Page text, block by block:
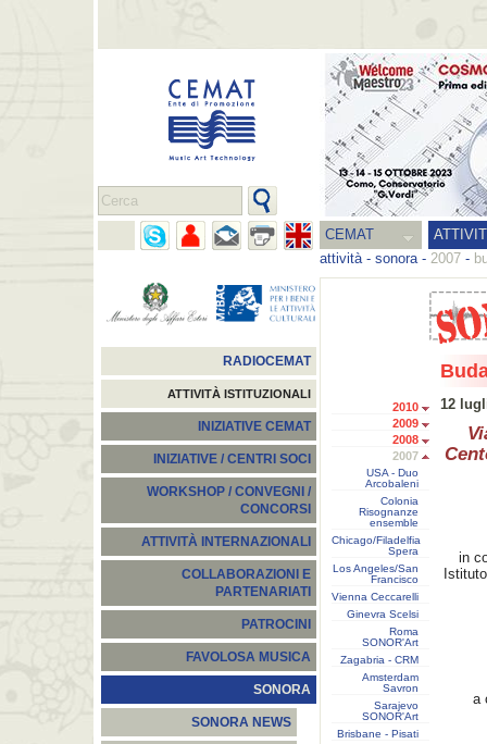
CEMAT
attività- sonora- 2007 -
RADIOCEMAT
ATTIVITÀ ISTITUZIONALI
INIZIATIVE CEMAT
INIZIATIVE / CENTRI SOCI
WORKSHOP / CONVEGNI /
CONCORSI
ATTIVITÀ INTERNAZIONALI
COLLABORAZIONI E
PARTENARIATI
PATROCINI
FAVOLOSA MUSICA
SONORA
SONORA NEWS
2010
2009
2008
2007
USA - Duo
Arcobaleni
Colonia
Risognanze
ensemble
Chicago/Filadelfia
Spera
Los Angeles/San
Francisco
Vienna Ceccarelli
Ginevra Scelsi
Roma
SONOR'Art
Zagabria - CRM
Amsterdam
Savron
Sarajevo
SONOR'Art
Brisbane - Pisati
12
in
a